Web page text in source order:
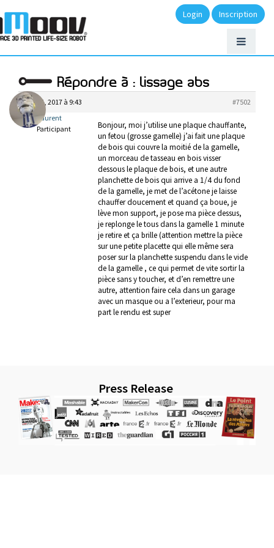
Login Inscription
Répondre à : lissage abs
mars 1, 2017 à 9:43
#7502
laurent
Participant
Bonjour, moi j’utilise une plaque chauffante,
un fetou (grosse gamelle) j’ai fait une plaque
de bois qui couvre la moitié de la gamelle,
un morceau de tasseau en bois visser
dessous le plaque de bois, et une autre
planchette de bois qui arrive a 1/4 du fond
de la gamelle, je met de l’acétone je laisse
chauffer doucement et quand ça boue, je
lève mon support, je pose ma pièce dessus,
je replonge le tous dans la gamelle 1 minute
je retire et ça brille (attention mettre la pièce
sur une petite placette qui elle même sera
poser sur la planchette suspendu dans le vide
de la gamelle , ce qui permet de vite sortir la
pièce sans y toucher, et d’en remettre une
autre, attention faire cela dans un garage
avec un masque ou a l’exterieur, pour ma
part le rendu est super
Press Release